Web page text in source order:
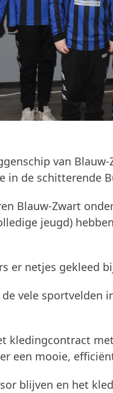
van
in de schitterende
Blauw-Zwart
jeugd)
er netjes gekleed
vele sportvelden
kledingcontract
een mooie,
blijven en het